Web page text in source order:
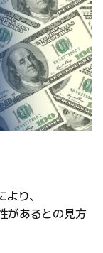
り、
があるとの見方